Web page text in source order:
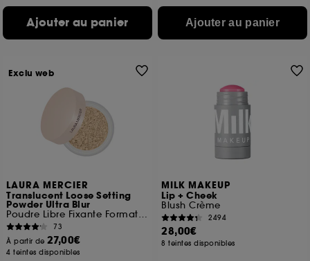
Ajouter au panier Ajouter au panier
LAURA MERCIER
Translucent Loose Setting
Powder Ultra Blur
Poudre Libre Fixante Format Voyage
73
À partir de27,00€
4 teintes disponibles
Exclu web
MILK MAKEUP
Lip + Cheek
Blush Crème
2494
28,00€
8 teintes disponibles